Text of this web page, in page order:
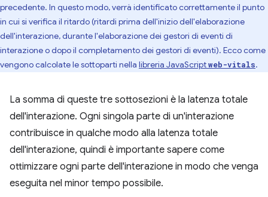
precedente. In questo modo, verrà identificato correttamente il punto
in cui si verifica il ritardo (ritardi prima dell'inizio dell'elaborazione
dell'interazione, durante l'elaborazione dei gestori di eventi di
interazione o dopo il completamento dei gestori di eventi). Ecco come
vengono calcolate le sottoparti nella libreria JavaScriptweb-vitals.
La somma di queste tre sottosezioni è la latenza totale
dell'interazione. Ogni singola parte di un'interazione
contribuisce in qualche modo alla latenza totale
dell'interazione, quindi è importante sapere come
ottimizzare ogni parte dell'interazione in modo che venga
eseguita nel minor tempo possibile.